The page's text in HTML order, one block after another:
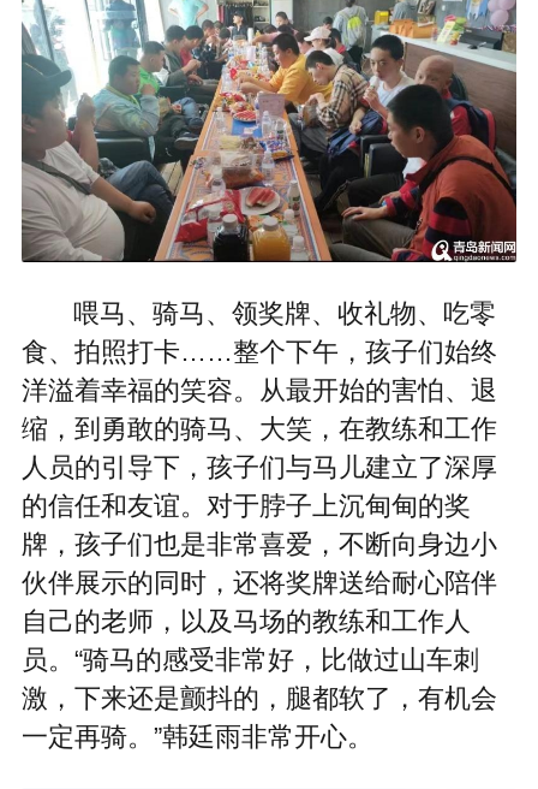
喂马、骑马、领奖牌、收礼物、吃零
食、拍照打卡……整个下午，孩子们始终
洋溢着幸福的笑容。从最开始的害怕、退
缩，到勇敢的骑马、大笑，在教练和工作
人员的引导下，孩子们与马儿建立了深厚
的信任和友谊。对于脖子上沉甸甸的奖
牌，孩子们也是非常喜爱，不断向身边小
伙伴展示的同时，还将奖牌送给耐心陪伴
自己的老师，以及马场的教练和工作人
员。“骑马的感受非常好，比做过山车刺
激，下来还是颤抖的，腿都软了，有机会
一定再骑。”韩廷雨非常开心。